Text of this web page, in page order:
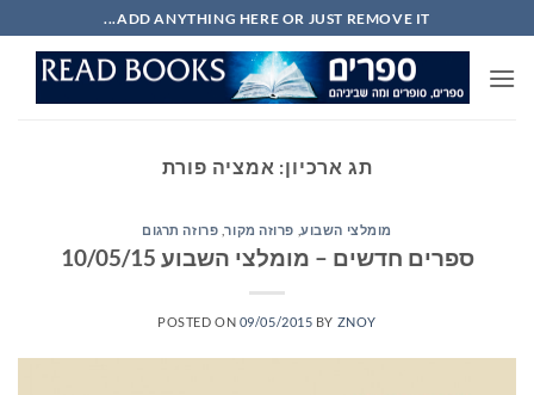
to
content
ADD ANYTHING HERE OR JUST REMOVE IT...
תג ארכיון: אמציה פורת
מומלצי השבוע, פרוזה מקור, פרוזה תרגום
ספרים חדשים – מומלצי השבוע 10/05/15
POSTED ON 09/05/2015 BY ZNOY